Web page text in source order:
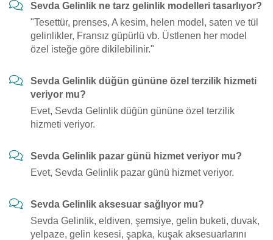
Sevda Gelinlik ne tarz gelinlik modelleri tasarlıyor?
"Tesettür, prenses, A kesim, helen model, saten ve tül
gelinlikler, Fransız güpürlü vb. Üstlenen her model
özel isteğe göre dikilebilinir."
Sevda Gelinlik düğün gününe özel terzilik hizmeti
veriyor mu?
Evet, Sevda Gelinlik düğün gününe özel terzilik
hizmeti veriyor.
Sevda Gelinlik pazar günü hizmet veriyor mu?
Evet, Sevda Gelinlik pazar günü hizmet veriyor.
Sevda Gelinlik aksesuar sağlıyor mu?
Sevda Gelinlik, eldiven, şemsiye, gelin buketi, duvak,
yelpaze, gelin kesesi, şapka, kuşak aksesuarlarını